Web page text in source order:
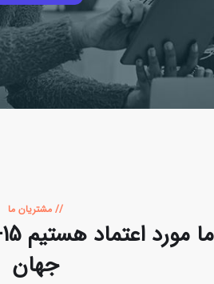
// مشتریان ما
ما مورد اعتماد هستیم
جهان